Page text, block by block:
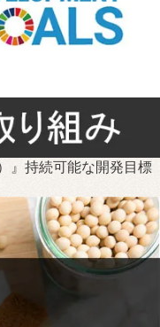
』持続可能な開発目標